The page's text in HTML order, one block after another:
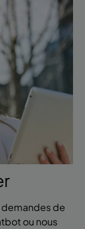
demandes de
ou nous